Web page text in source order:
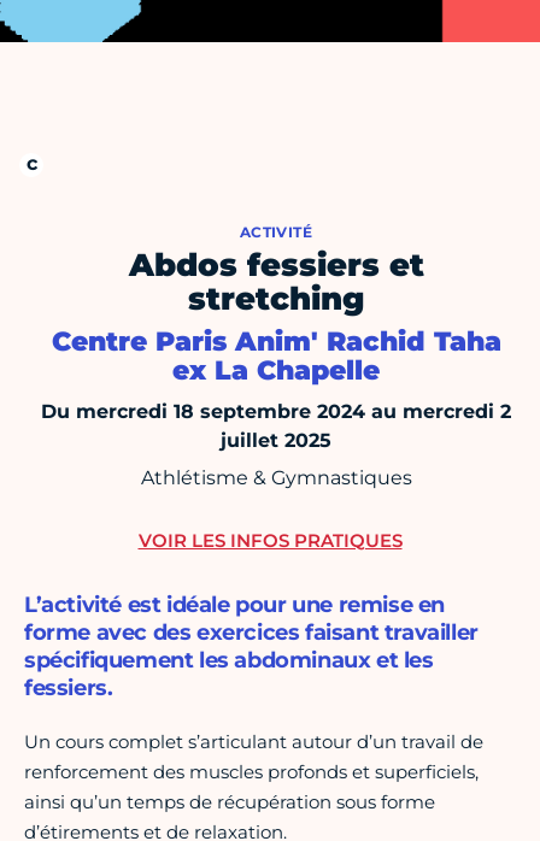
ACTIVITÉ
Abdos fessiers et
stretching
Centre Paris Anim' Rachid Taha
ex La Chapelle
Du mercredi 18 septembre 2024 au mercredi 2
juillet 2025
Athlétisme & Gymnastiques
L’activité est idéale pour une remise en
forme avec des exercices faisant travailler
spécifiquement les abdominaux et les
fessiers.
Un cours complet s’articulant autour d’un travail de
renforcement des muscles profonds et superficiels,
ainsi qu’un temps de récupération sous forme
d’étirements et de relaxation.
VOIR LES INFOS PRATIQUES